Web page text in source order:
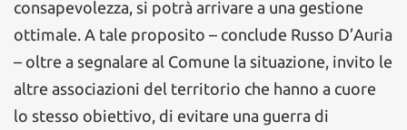
consapevolezza, si potrà arrivare a una gestione
ottimale. A tale proposito – conclude Russo D’Auria
– oltre a segnalare al Comune la situazione, invito le
altre associazioni del territorio che hanno a cuore
lo stesso obiettivo, di evitare una guerra di